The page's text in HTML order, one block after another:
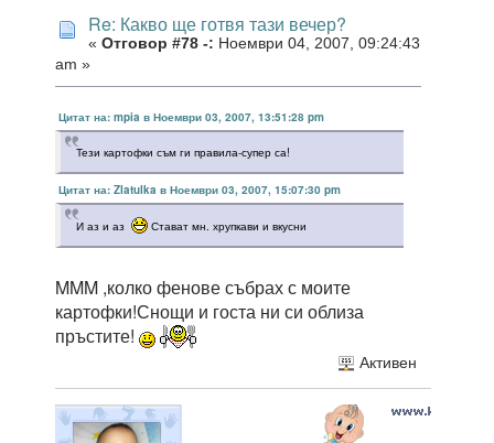
Re: Какво ще готвя тази вечер?
« Отговор #78 -: Ноември 04, 2007, 09:24:43
am »
Цитат на: mpia в Ноември 03, 2007, 13:51:28 pm
Тези картофки съм ги правила-супер са!
Цитат на: Zlatulka в Ноември 03, 2007, 15:07:30 pm
И аз и аз Стават мн. хрупкави и вкусни
MMM ,колко фенове събрах с моите
картофки!Снощи и госта ни си облиза
пръстите!
Активен